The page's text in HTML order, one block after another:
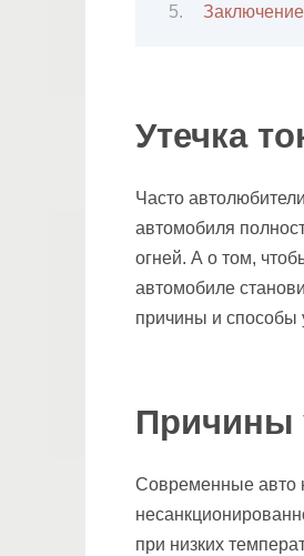
Заключение
Утечка
Часто
автомобиля
огней. А о том,
автомобиле
причины и способы
Причины
Современные авто
при низких